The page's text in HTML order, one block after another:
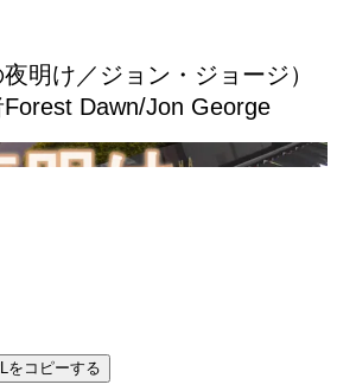
明け／ジョン・ジョージ）
Dawn/Jon George
をコピーする